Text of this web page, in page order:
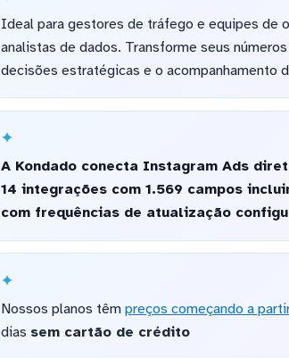
Ideal para gestores de tráfego e equipes de
analistas de dados. Transforme seus
decisões estratégicas e o acompanhamento
A Kondado conecta Instagram Ads
14 integrações com 1.569 campos
com frequências de atualização
Nossos planos têm preços começando a
dias sem cartão de crédito